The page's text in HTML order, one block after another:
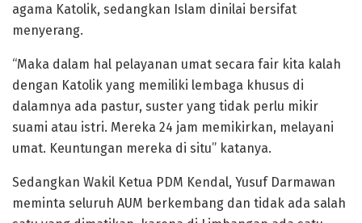
agama Katolik, sedangkan Islam dinilai bersifat
menyerang.
“Maka dalam hal pelayanan umat secara fair kita kalah
dengan Katolik yang memiliki lembaga khusus di
dalamnya ada pastur, suster yang tidak perlu mikir
suami atau istri. Mereka 24 jam memikirkan, melayani
umat. Keuntungan mereka di situ” katanya.
Sedangkan Wakil Ketua PDM Kendal, Yusuf Darmawan
meminta seluruh AUM berkembang dan tidak ada salah